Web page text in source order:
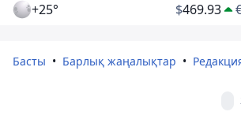
+25° $469.93
Басты Барлық жаңалықтар